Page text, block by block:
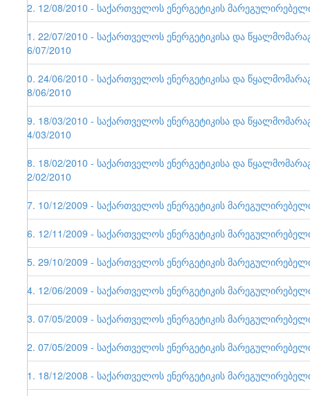
42. 12/08/2010 - საქართველოს ენერგეტიკის
41. 22/07/2010 - საქართველოს ენერგეტიკისა და
26/07/2010
40. 24/06/2010 - საქართველოს ენერგეტიკისა და
28/06/2010
39. 18/03/2010 - საქართველოს ენერგეტიკისა და
24/03/2010
38. 18/02/2010 - საქართველოს ენერგეტიკისა და
22/02/2010
37. 10/12/2009 - საქართველოს ენერგეტიკის
36. 12/11/2009 - საქართველოს ენერგეტიკის
35. 29/10/2009 - საქართველოს ენერგეტიკის
34. 12/06/2009 - საქართველოს ენერგეტიკის
33. 07/05/2009 - საქართველოს ენერგეტიკის
32. 07/05/2009 - საქართველოს ენერგეტიკის
31. 18/12/2008 - საქართველოს ენერგეტიკის